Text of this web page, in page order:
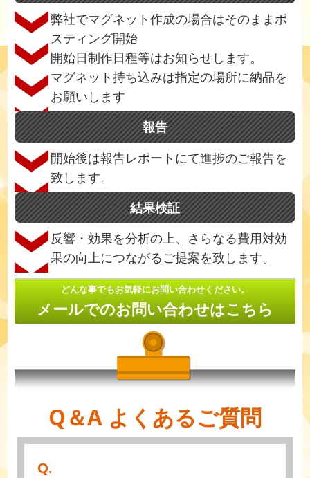
弊社でマグネット作成の場合はそのままポ
スティング開始
開始日制作日程等はお知らせします。
マグネット持ち込みは指定の場所に納品を
お願いします
報告
開始後は報告レポートにて進捗のご報告を
致します。
結果検証
反響・効果を分析の上、さらなる費用対効
果の向上につながるご提案を致します。
どんな事でもお気軽にお問い合わせください。
メールでのお問い合わせはこちら
Q＆A よくあるご質問
Q.